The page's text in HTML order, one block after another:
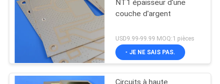
NT1 épaisseur d'une
couche d'argent
USD9.99-99.99 MOQ:1 pièces
- JE NE SAIS PAS.
Circuits à haute